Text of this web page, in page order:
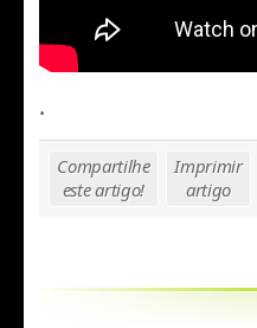
.
Compartilhe
este artigo!
Imprimir
artigo